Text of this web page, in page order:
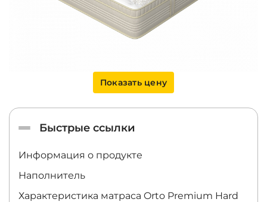
Показать цену
Быстрые ссылки
Информация о продукте
Наполнитель
Характеристика матраса Orto Premium Hard